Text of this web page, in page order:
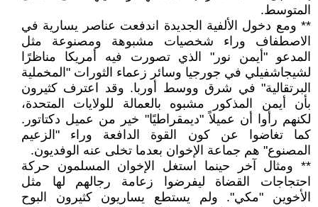
المتوسط.
** ومع دخول الألفية الجديدة اندفعت عناصر يسارية في
الاصطفاف وراء شخصيات مشبوهة ومصنوعة مثل
المدعو "أيمن نور" الذي تصورت فيه أمريكا مناظرًا
لشيجاشفيلي في جورجيا وسائر زعماء الثورات "المخملية
البرتقالية" في شرق ووسط أوربا. وقد اعترف كثيرون
بأن أيمن المذكور مشبوه بالعمالة للولايات المتحدة،
لكنهم رأوا أن عميلاً "ديمقراطيًا" خير من عميل دكتاتور.
كما تغاضوا عن كون القوة الدافعة وراء "الزعيم
المصنوع" هم جماعة الإخوان بعدما تخلى عنه الوفديون.
** ومثال آخر حينما استغل الإخوان المسلمون حركة
احتجاجات القضاة ليفرضوا زعامة رجالهم لها مثل
الأخوين "مكي". ولم يستطع يساريون كثيرون البوح